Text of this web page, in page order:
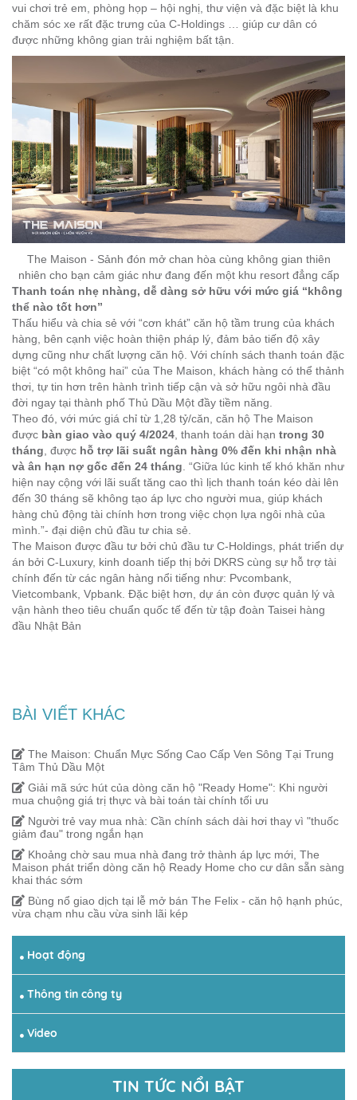
vui chơi trẻ em, phòng họp – hội nghị, thư viện và đặc biệt là khu
chăm sóc xe rất đặc trưng của C-Holdings … giúp cư dân có
được những không gian trải nghiệm bất tận.
The Maison - Sảnh đón mở chan hòa cùng không gian thiên
nhiên cho bạn cảm giác như đang đến một khu resort đẳng cấp
Thanh toán nhẹ nhàng, dễ dàng sở hữu với mức giá “không
thể nào tốt hơn”
Thấu hiểu và chia sẻ với “cơn khát” căn hộ tầm trung của khách
hàng, bên cạnh việc hoàn thiện pháp lý, đảm bảo tiến độ xây
dựng cũng như chất lượng căn hộ. Với chính sách thanh toán đặc
biệt “có một không hai” của The Maison, khách hàng có thể thảnh
thơi, tự tin hơn trên hành trình tiếp cận và sở hữu ngôi nhà đầu
đời ngay tại thành phố Thủ Dầu Một đầy tiềm năng.
Theo đó, với mức giá chỉ từ 1,28 tỷ/căn, căn hộ The Maison
được bàn giao vào quý 4/2024, thanh toán dài hạn trong 30
tháng, được hỗ trợ lãi suất ngân hàng 0% đến khi nhận nhà
và ân hạn nợ gốc đến 24 tháng. “Giữa lúc kinh tế khó khăn như
hiện nay cộng với lãi suất tăng cao thì lịch thanh toán kéo dài lên
đến 30 tháng sẽ không tạo áp lực cho người mua, giúp khách
hàng chủ động tài chính hơn trong việc chọn lựa ngôi nhà của
mình.”- đại diện chủ đầu tư chia sẻ.
The Maison được đầu tư bởi chủ đầu tư C-Holdings, phát triển dự
án bởi C-Luxury, kinh doanh tiếp thị bởi DKRS cùng sự hỗ trợ tài
chính đến từ các ngân hàng nổi tiếng như: Pvcombank,
Vietcombank, Vpbank. Đặc biệt hơn, dự án còn được quản lý và
vận hành theo tiêu chuẩn quốc tế đến từ tập đoàn Taisei hàng
đầu Nhật Bản
BÀI VIẾT KHÁC
The Maison: Chuẩn Mực Sống Cao Cấp Ven Sông Tại Trung
Tâm Thủ Dầu Một
Giải mã sức hút của dòng căn hộ "Ready Home": Khi người
mua chuộng giá trị thực và bài toán tài chính tối ưu
Người trẻ vay mua nhà: Cần chính sách dài hơi thay vì "thuốc
giảm đau" trong ngắn hạn
Khoảng chờ sau mua nhà đang trở thành áp lực mới, The
Maison phát triển dòng căn hộ Ready Home cho cư dân sẵn sàng
khai thác sớm
Bùng nổ giao dịch tại lễ mở bán The Felix - căn hộ hạnh phúc,
vừa chạm nhu cầu vừa sinh lãi kép
Hoạt động
Thông tin công ty
Video
TIN TỨC NỔI BẬT